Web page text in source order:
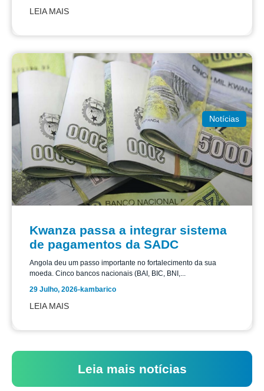
LEIA MAIS
Notícias
Kwanza passa a integrar sistema
de pagamentos da SADC
Angola deu um passo importante no fortalecimento da sua
moeda. Cinco bancos nacionais (BAI, BIC, BNI,...
29 Julho, 2026-kambarico
LEIA MAIS
Leia mais notícias